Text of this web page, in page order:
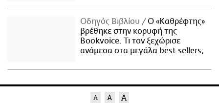
Οδηγός Βιβλίου
Ο «Καθρέφτης»
βρέθηκε στην κορυφή της
Bookvoice. Τι τον ξεχώρισε
ανάμεσα στα μεγάλα best sellers;